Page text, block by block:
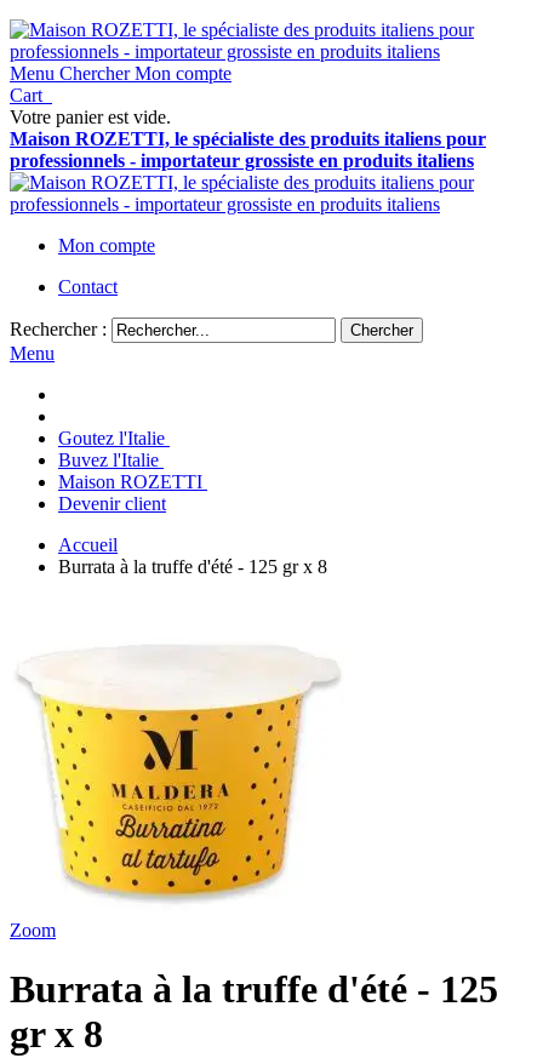
Menu Chercher Mon compte
Cart
Votre panier est vide.
Maison ROZETTI, le spécialiste des produits italiens pour
professionnels - importateur grossiste en produits italiens
Mon compte
Contact
Rechercher : Chercher
Menu
Goutez l'Italie
Buvez l'Italie
Maison ROZETTI
Devenir client
Accueil
Burrata à la truffe d'été - 125 gr x 8
Zoom
Burrata à la truffe d'été - 125
gr x 8